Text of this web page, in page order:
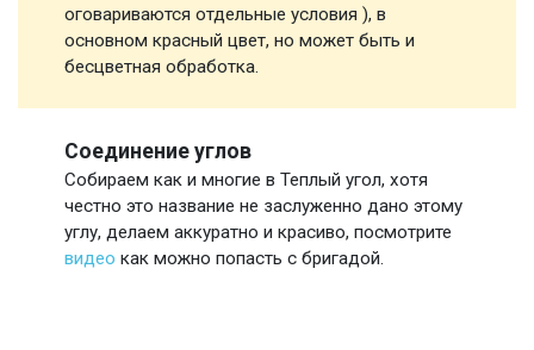
оговариваются отдельные условия ), в
основном красный цвет, но может быть и
бесцветная обработка.
Соединение углов
Собираем как и многие в Теплый угол, хотя
честно это название не заслуженно дано этому
углу, делаем аккуратно и красиво, посмотрите
видео как можно попасть с бригадой.